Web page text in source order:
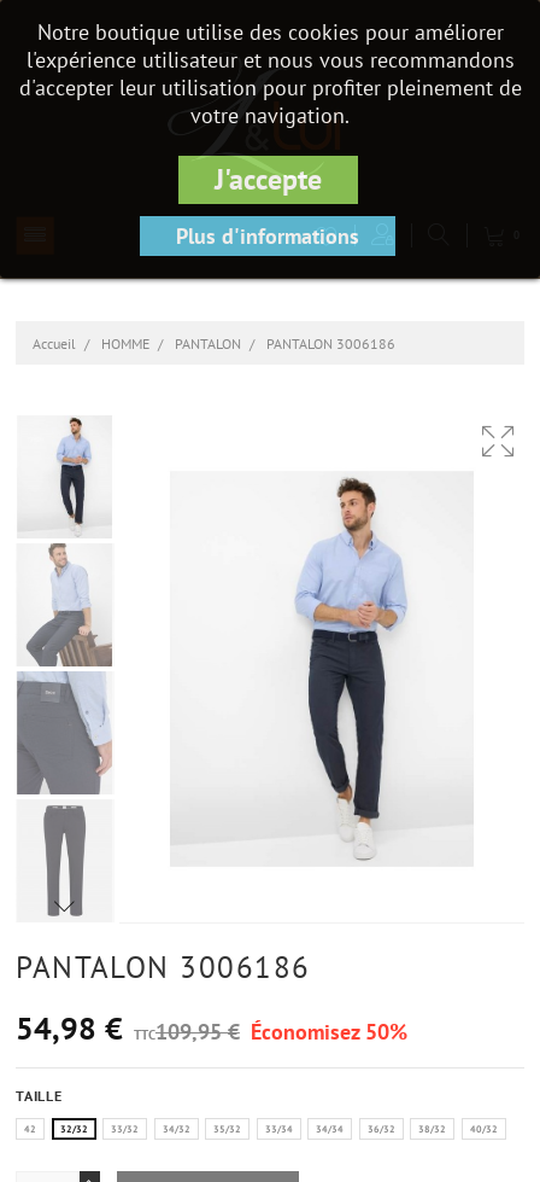
Notre boutique utilise des cookies pour améliorer
l'expérience utilisateur et nous vous recommandons
d'accepter leur utilisation pour profiter pleinement de
votre navigation.
J'accepte
Plus d'informations
Accueil HOMME PANTALON PANTALON 3006186
PANTALON 3006186
109,95 € Économisez 50%
54,98 € TTC
TAILLE
42 32/32 33/32 34/32 35/32 33/34 34/34 36/32 38/32 40/32